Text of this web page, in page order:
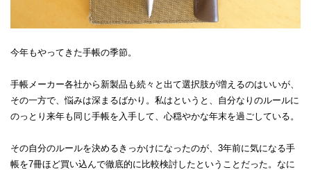
今年もやってきた手帳の季節。
手帳メーカー各社から新製品も続々と出て選択肢が増えるのはいいが、
その一方で、悩みは深まるばかり。私はというと、自分なりのルールに
のっとり来年も同じ手帳を入手して、心穏やかな年末を過ごしている。
その自分のルールを決めるきっかけになったのが、3年前に気になる手
帳を7冊ほど買い込んで徹底的に比較検討したということだった。なに